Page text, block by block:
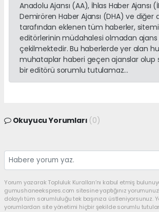
Anadolu Ajansı (AA), İhlas Haber Ajansı
Demirören Haber Ajansı (DHA) ve diğer
tarafından eklenen tüm haberler,
editörlerinin müdahalesi olmadan ajans
çekilmektedir. Bu haberlerde yer alan
muhataplar haberi geçen ajanslar olup
bir editörü sorumlu tutulamaz...
Okuyucu Yorumları (0)
Yorum yazarak Topluluk Kuralları’nı kabul etmiş
gumushaneekspres.com sitesine yaptığınız
dolaylı tüm sorumluluğu tek başınıza üstleniyorsunuz.
yorumlardan site yönetimi hiçbir şekilde sorumlu